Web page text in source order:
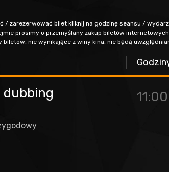
/ zarezerwować bilet kliknij na godzinę seansu /
prosimy o przemyślany zakup biletów
biletów, nie wynikające z winy kina, nie będą
dubbing 11:00